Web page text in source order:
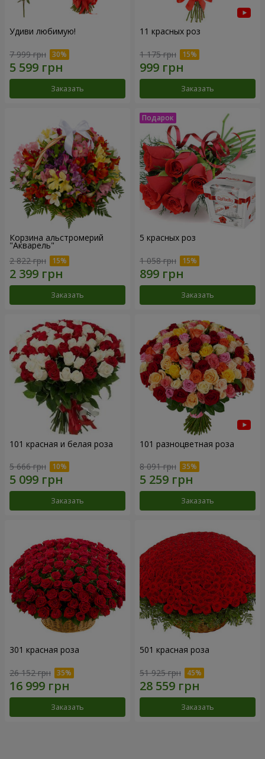
Удиви любимую!
7 999 грн
Заказать
11 красных роз
1 175 грн
Заказать
Корзина альстромерий
"Акварель"
2 822 грн
Заказать
5 красных роз
1 058 грн
Заказать
101 красная и белая роза
5 666 грн
Заказать
101 разноцветная роза
8 091 грн
Заказать
301 красная роза
26 152 грн
Заказать
501 красная роза
51 925 грн
Заказать